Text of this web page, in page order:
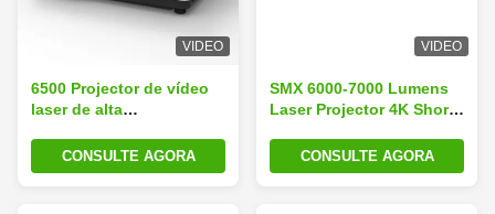
VIDEO
6500 Projector de vídeo
laser de alta
projeção de mapeamento
3D
CONSULTE AGORA
VIDEO
SMX 6000-7000 Lumens
Laser Projector 4K Short
Simulator Screen
CONSULTE AGORA